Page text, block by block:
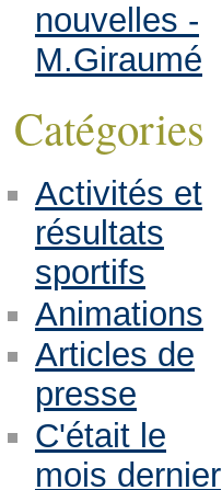
nouvelles -
M.Giraumé
Catégories
Activités et
résultats
sportifs
Animations
Articles de
presse
C'était le
mois dernier